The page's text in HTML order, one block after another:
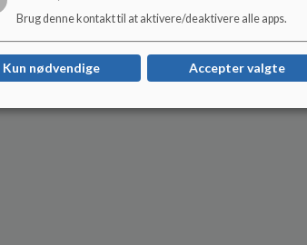
Brug denne kontakt til at aktivere/deaktivere alle apps.
Kun nødvendige Accepter valgte